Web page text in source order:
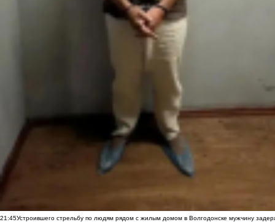
21:45Устроившего стрельбу по людям рядом с жилым домом в Волгодонске мужчину